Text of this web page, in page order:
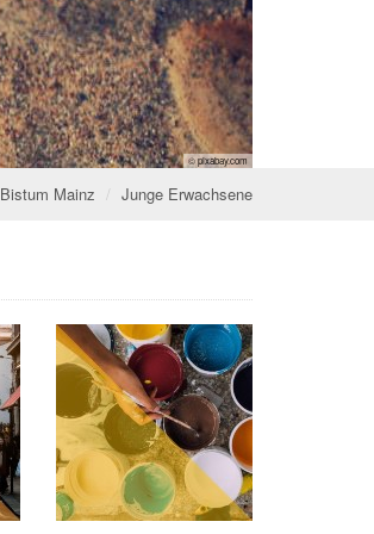
© pixabay.com
Bistum Mainz Junge Erwachsene